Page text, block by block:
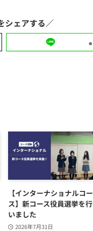
【インターナショナルコー
ス】新コース役員選挙を行
いました
2026年7月31日